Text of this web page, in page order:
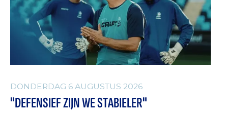
DONDERDAG 6 AUGUSTUS 2026
"DEFENSIEF ZIJN WE STABIELER"